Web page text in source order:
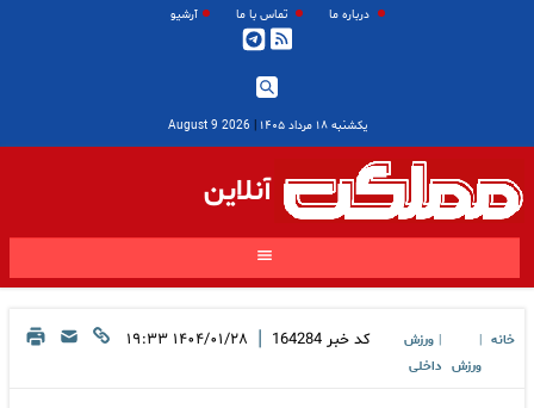
درباره ما تماس با ما آرشیو
یکشنبه ۱۸ مرداد ۱۴۰۵ |
2026 August 9
آنلاین
خانه
ورزش
ورزش
داخلی
کد خبر 164284
| ۱۴۰۴/۰۱/۲۸ ۱۹:۳۳